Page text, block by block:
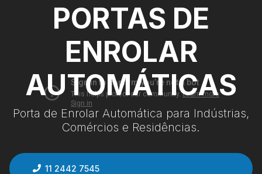
PORTAS DE
ENROLAR
AUTOMÁTICAS
Porta de Enrolar Automática para Indústrias,
Comércios e Residências.
11 2442 7545